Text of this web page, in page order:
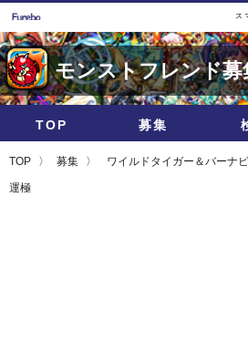
ス
モンストフレンド募
TOP 募集
TOP 募集 ワイルドタイガー＆バーナ
運極